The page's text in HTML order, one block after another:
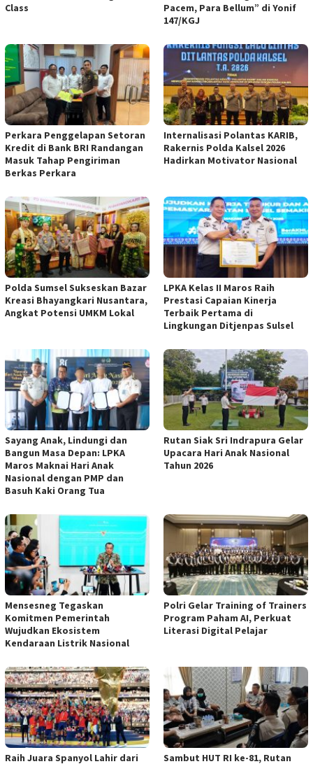
Class
Pacem, Para Bellum” di Yonif
147/KGJ
Perkara Penggelapan Setoran
Kredit di Bank BRI Randangan
Masuk Tahap Pengiriman
Berkas Perkara
Internalisasi Polantas KARIB,
Rakernis Polda Kalsel 2026
Hadirkan Motivator Nasional
Polda Sumsel Sukseskan Bazar
Kreasi Bhayangkari Nusantara,
Angkat Potensi UMKM Lokal
LPKA Kelas II Maros Raih
Prestasi Capaian Kinerja
Terbaik Pertama di
Lingkungan Ditjenpas Sulsel
Sayang Anak, Lindungi dan
Bangun Masa Depan: LPKA
Maros Maknai Hari Anak
Nasional dengan PMP dan
Basuh Kaki Orang Tua
Rutan Siak Sri Indrapura Gelar
Upacara Hari Anak Nasional
Tahun 2026
Mensesneg Tegaskan
Komitmen Pemerintah
Wujudkan Ekosistem
Kendaraan Listrik Nasional
Polri Gelar Training of Trainers
Program Paham AI, Perkuat
Literasi Digital Pelajar
Raih Juara Spanyol Lahir dari
Sambut HUT RI ke-81, Rutan